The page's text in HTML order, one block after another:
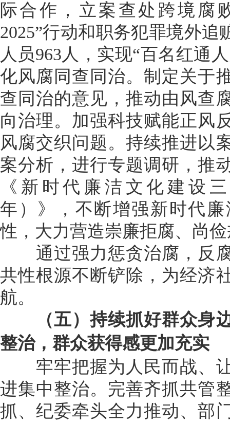
际合作，立案查处跨境腐
2025”行动和职务犯罪境外
人员963人，实现“百名红通
化风腐同查同治。制定关于
查同治的意见，推动由风查
向治理。加强科技赋能正风
风腐交织问题。持续推进以
案分析，进行专题调研，推
《新时代廉洁文化建设
年）》，不断增强新时代
性，大力营造崇廉拒腐、尚
通过强力惩贪治腐，反腐
共性根源不断铲除，为经济
航。
（五）持续抓好群众身边
整治，群众获得感更加充实
牢牢把握为人民而战、让
进集中整治。完善齐抓共管
抓、纪委牵头全力推动、部